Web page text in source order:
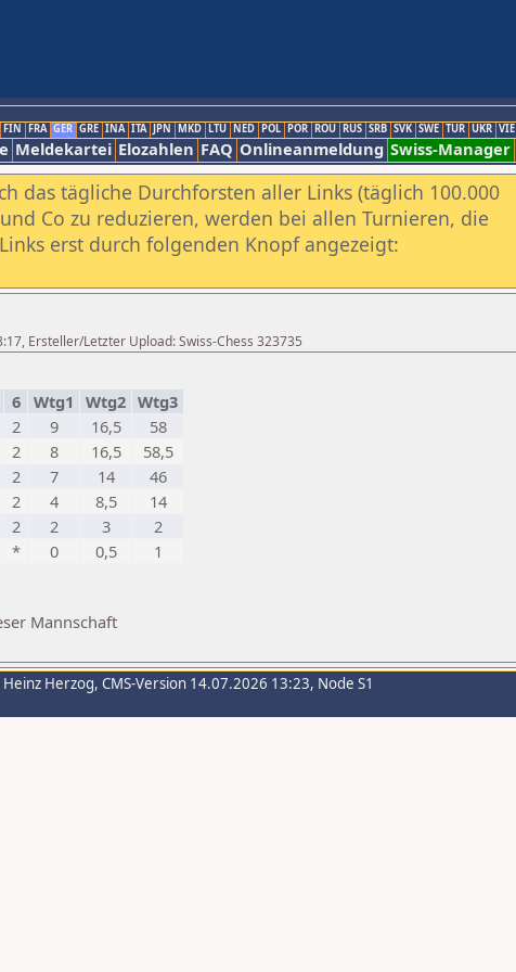
FIN FRA GER GRE INA ITA JPN MKD LTU NED POL POR ROU RUS SRB SVK SWE TUR UKR VIE
Meldekartei Elozahlen FAQ Onlineanmeldung Swiss-Manager
das tägliche Durchforsten aller Links (täglich 100.000
Co zu reduzieren, werden bei allen Turnieren, die
erst durch folgenden Knopf angezeigt:
Ersteller/Letzter Upload: Swiss-Chess 323735
6 Wtg1 Wtg2 Wtg3
2 9 16,5
58
2 8 16,5
58,5
2 7 14
46
2 4 8,5
14
2 2 3
2
* 0 0,5
1
Mannschaft
Herzog, CMS-Version 14.07.2026 13:23, Node S1